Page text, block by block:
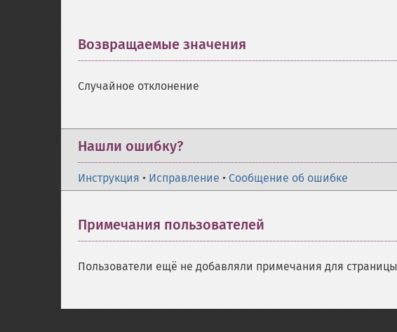
Возвращаемые значения
Случайное отклонение
Нашли ошибку?
Инструкция • Исправление • Сообщение об ошибке
Примечания пользователей
Пользователи ещё не добавляли примечания для страницы